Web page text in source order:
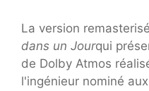
La version
dans un Jourqui
de Dolby Atmos
l'ingénieur nominé